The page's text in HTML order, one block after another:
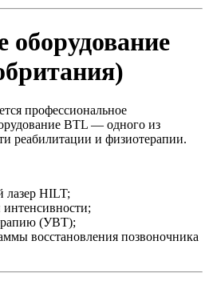
оборудование
профессиональное
BTL — одного из
реабилитации и физиотерапии.
лазер HILT;
(УВТ);
восстановления позвоночника